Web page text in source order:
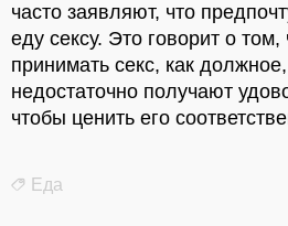
часто заявляют, что
еду сексу. Это говорит о
принимать секс, как
недостаточно получают
чтобы ценить его
Еда